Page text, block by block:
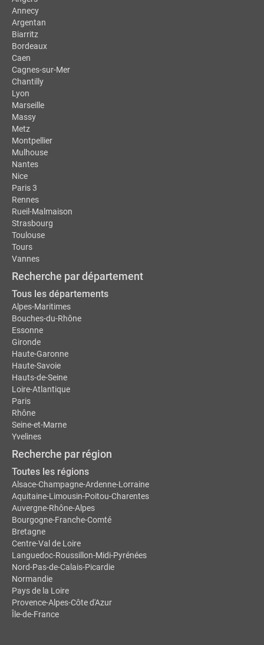
Annecy
Argentan
Biarritz
Bordeaux
Caen
Cagnes-sur-Mer
Chantilly
Lyon
Marseille
Massy
Metz
Montpellier
Mulhouse
Nantes
Nice
Paris 3
Rennes
Rueil-Malmaison
Strasbourg
Toulouse
Tours
Vannes
Recherche par département
Tous les départements
Alpes-Maritimes
Bouches-du-Rhône
Essonne
Gironde
Haute-Garonne
Haute-Savoie
Hauts-de-Seine
Loire-Atlantique
Paris
Rhône
Seine-et-Marne
Yvelines
Recherche par région
Toutes les régions
Alsace-Champagne-Ardenne-Lorraine
Aquitaine-Limousin-Poitou-Charentes
Auvergne-Rhône-Alpes
Bourgogne-Franche-Comté
Bretagne
Centre-Val de Loire
Languedoc-Roussillon-Midi-Pyrénées
Nord-Pas-de-Calais-Picardie
Normandie
Pays de la Loire
Provence-Alpes-Côte d'Azur
Île-de-France